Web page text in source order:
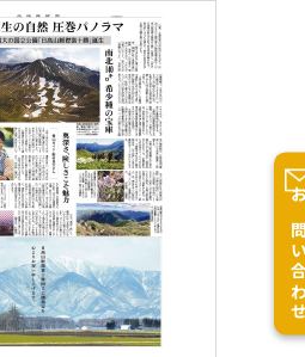
お問